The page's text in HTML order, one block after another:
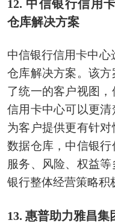
12. 中信银行信用
仓库解决方案
中信银行信用卡中心
仓库解决方案。该
了统一的客户视图
信用卡中心可以更
为客户提供更有针
数据仓库，中信银行
服务、风险、权益
银行整体经营策略积
13. 惠普助力雅昌集